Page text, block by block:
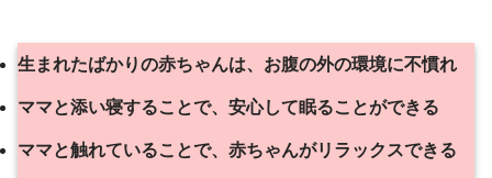
生まれたばかりの赤ちゃんは、お腹の外の環境に不慣れ
ママと添い寝することで、安心して眠ることができる
ママと触れていることで、赤ちゃんがリラックスできる